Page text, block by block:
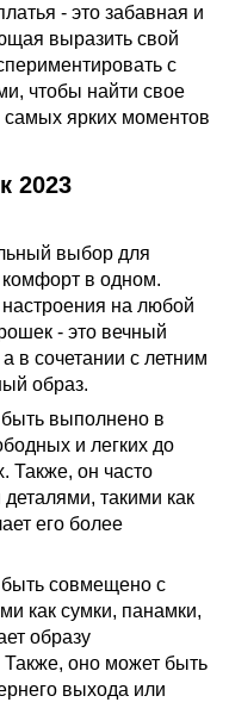
- это забавная и
выразить свой
с
чтобы найти свое
самых ярких моментов
2023
выбор для
в одном.
настроения на любой
- это вечный
в сочетании с летним
образ.
выполнено в
и легких до
Также, он часто
такими как
его более
совмещено с
как сумки, панамки,
образу
Также, оно может быть
выхода или